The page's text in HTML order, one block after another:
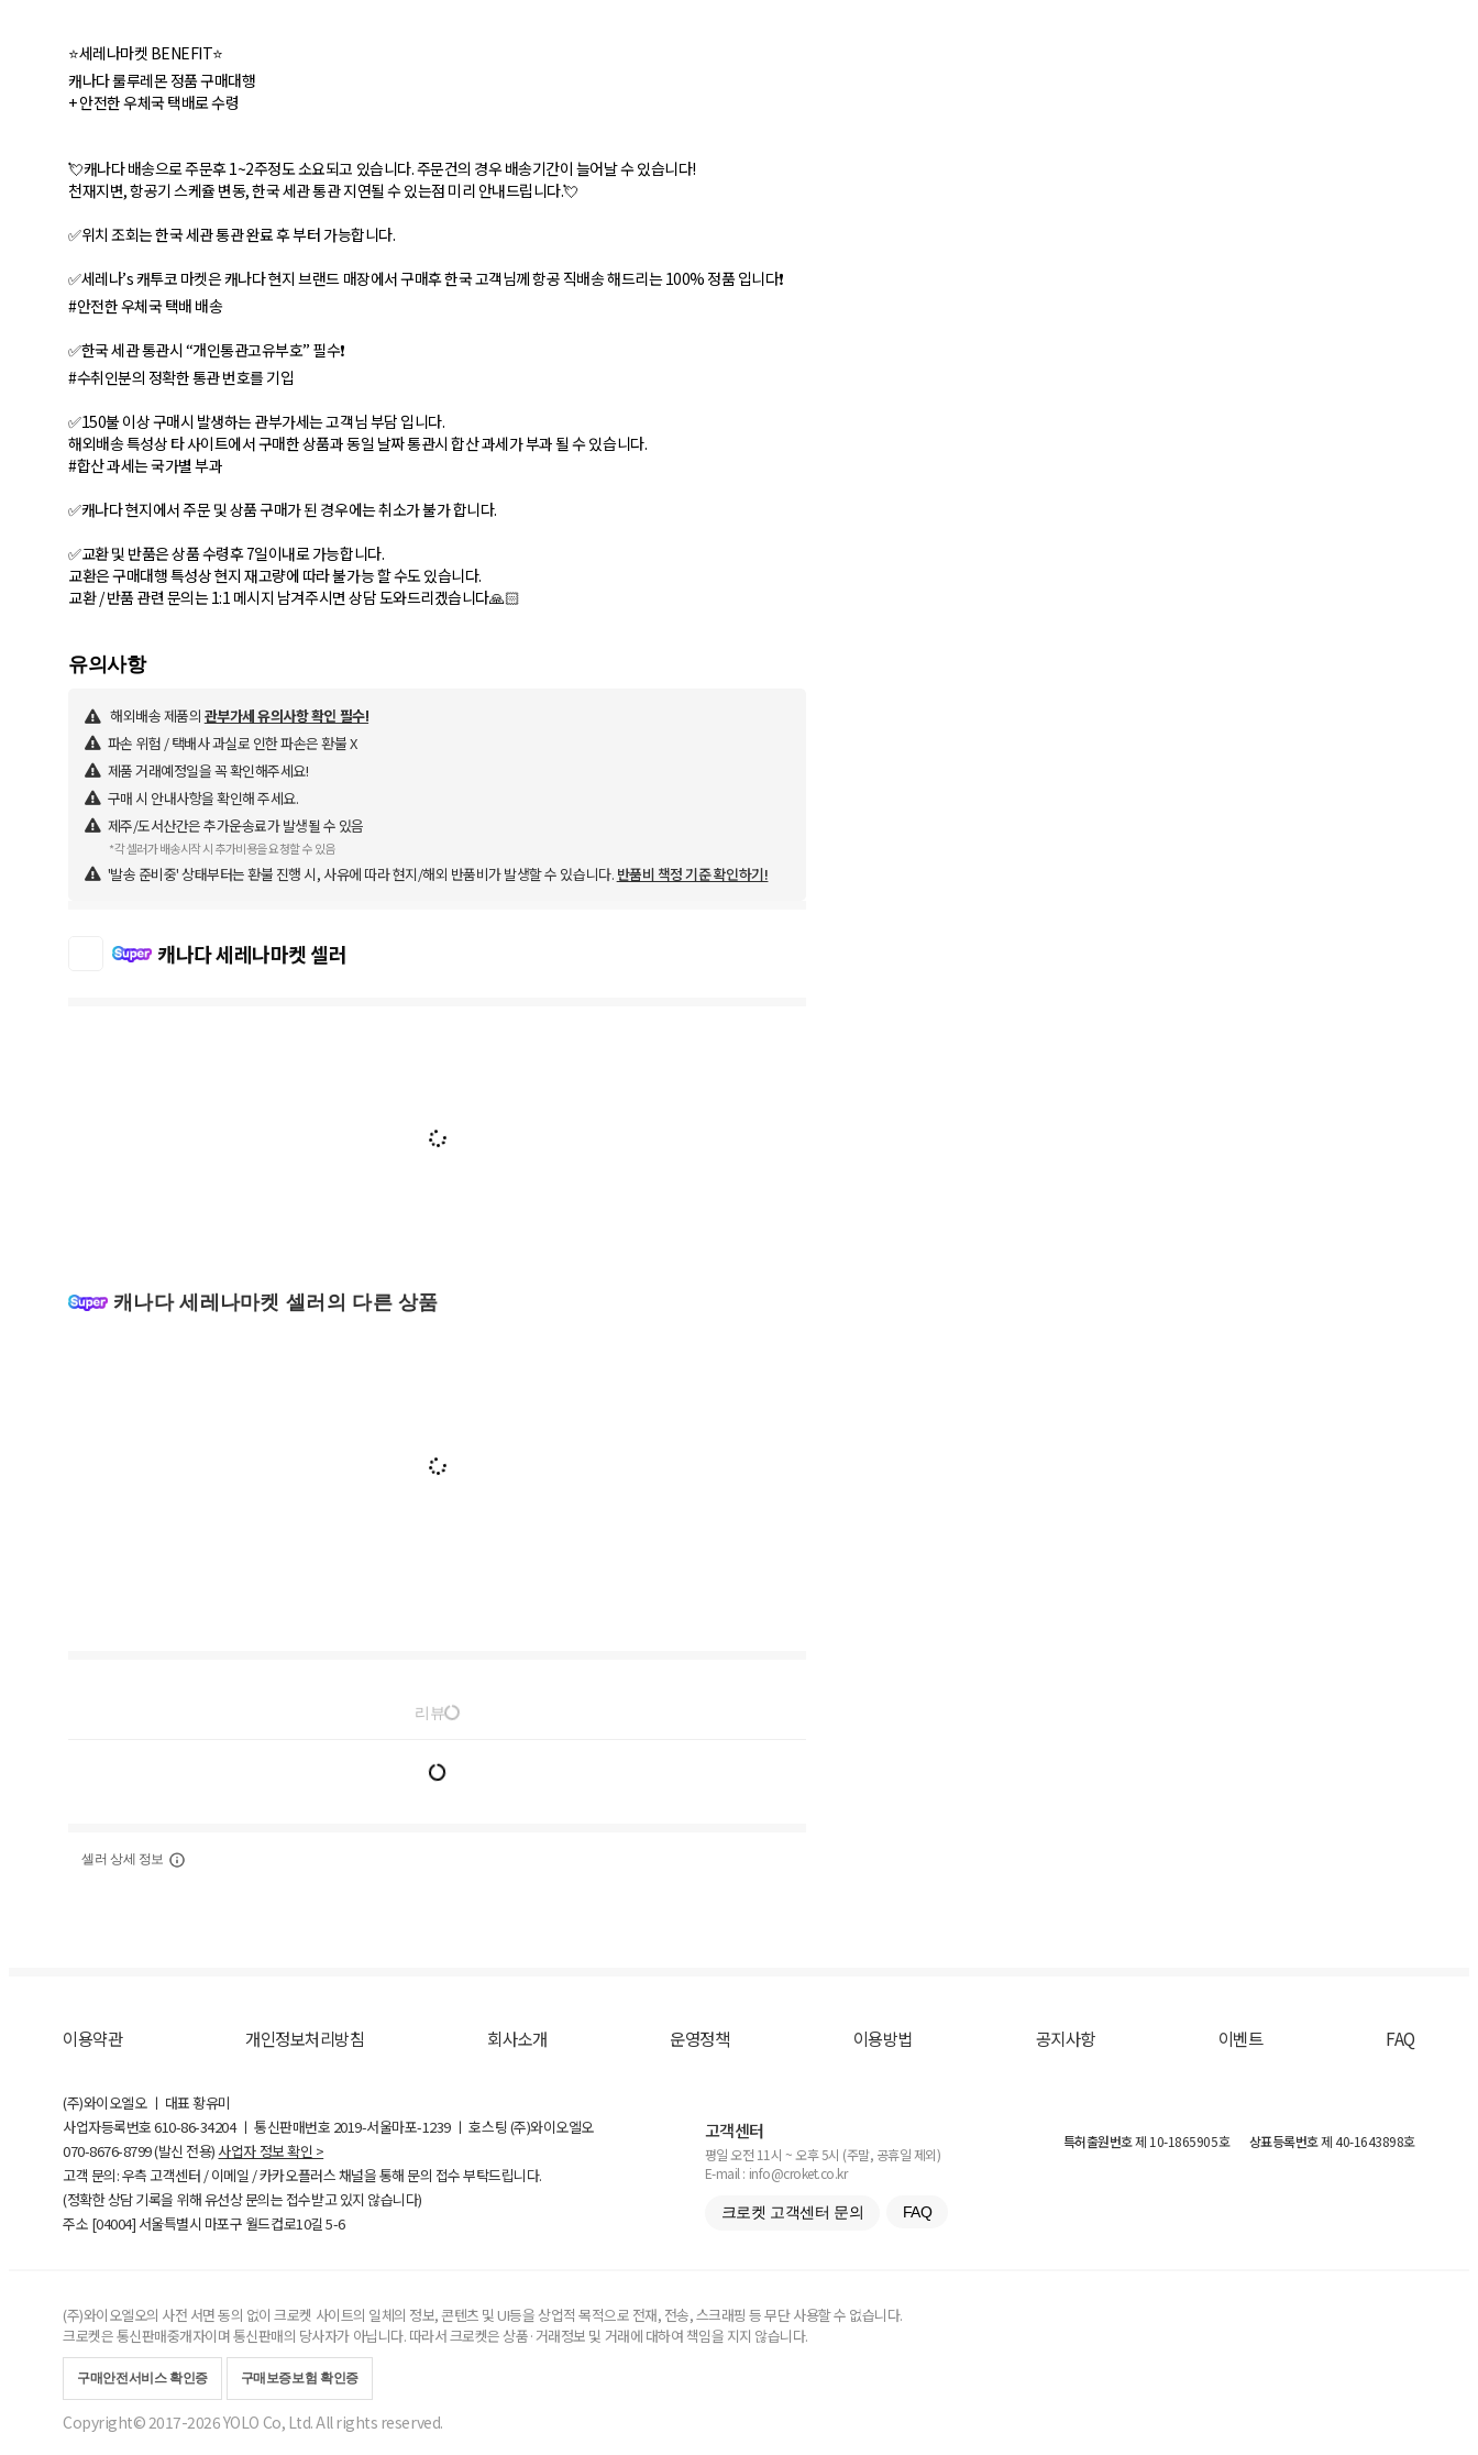
⭐세레나마켓 BENEFIT⭐
캐나다 룰루레몬 정품 구매대행
+ 안전한 우체국 택배로 수령
💘캐나다 배송으로 주문후 1~2주정도 소요되고 있습니다. 주문건의 경우 배송기간이 늘어날 수 있습니다!
천재지변, 항공기 스케쥴 변동, 한국 세관 통관 지연될 수 있는점 미리 안내드립니다.💘
✅위치 조회는 한국 세관 통관 완료 후 부터 가능합니다.
✅세레나’s 캐투코 마켓은 캐나다 현지 브랜드 매장에서 구매후 한국 고객님께 항공 직배송 해드리는 100% 정품 입니다❗
#안전한 우체국 택배 배송
✅한국 세관 통관시 “개인통관고유부호” 필수❗
#수취인분의 정확한 통관 번호를 기입
✅150불 이상 구매시 발생하는 관부가세는 고객님 부담 입니다.
해외배송 특성상 타 사이트에서 구매한 상품과 동일 날짜 통관시 합산 과세가 부과 될 수 있습니다.
#합산 과세는 국가별 부과
✅캐나다 현지에서 주문 및 상품 구매가 된 경우에는 취소가 불가 합니다.
✅교환 및 반품은 상품 수령후 7일이내로 가능합니다.
교환은 구매대행 특성상 현지 재고량에 따라 불가능 할 수도 있습니다.
교환 / 반품 관련 문의는 1:1 메시지 남겨주시면 상담 도와드리겠습니다🙏🏻
유의사항
해외배송 제품의 관부가세 유의사항 확인 필수!
파손 위험 / 택배사 과실로 인한 파손은 환불 X
제품 거래예정일을 꼭 확인해주세요!
구매 시 안내사항을 확인해 주세요.
제주/도서산간은 추가운송료가 발생될 수 있음
*각 셀러가 배송시작 시 추가비용을 요청할 수 있음
'발송 준비중' 상태부터는 환불 진행 시, 사유에 따라 현지/해외 반품비가 발생할 수 있습니다. 반품비 책정 기준 확인하기!
캐나다 세레나마켓 셀러
캐나다 세레나마켓 셀러의 다른 상품
리뷰
셀러 상세 정보
이용약관 개인정보처리방침 회사소개 운영정책 이용방법 공지사항 이벤트 FAQ
(주)와이오엘오 ㅣ 대표 황유미
사업자등록번호610-86-34204ㅣ 통신판매번호 2019-서울마포-1239 ㅣ 호스팅 (주)와이오엘오
070-8676-8799 (발신 전용) 사업자 정보 확인 >
고객 문의: 우측 고객센터 / 이메일 / 카카오플러스 채널을 통해 문의 접수 부탁드립니다.
(정확한 상담 기록을 위해 유선상 문의는 접수받고 있지 않습니다)
주소 [04004] 서울특별시 마포구 월드컵로10길5-6
고객센터
평일 오전 11시 ~ 오후 5시 (주말, 공휴일 제외)
E-mail : info@croket.co.kr
크로켓 고객센터 문의 FAQ
특허출원번호제 10-1865905호 상표등록번호제 40-1643898호
(주)와이오엘오의 사전 서면 동의 없이 크로켓 사이트의 일체의 정보, 콘텐츠 및 UI등을 상업적 목적으로 전재, 전송, 스크래핑 등 무단 사용할 수 없습니다.
크로켓은 통신판매중개자이며 통신판매의 당사자가 아닙니다. 따라서 크로켓은 상품·거래정보 및 거래에 대하여 책임을 지지 않습니다.
구매안전서비스 확인증 구매보증보험 확인증
Copyright© 2017-2026 YOLO Co, Ltd. All rights reserved.